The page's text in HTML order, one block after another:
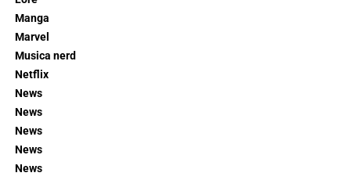
Manga
Marvel
Musica nerd
Netflix
News
News
News
News
News